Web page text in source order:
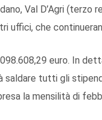
Val D’Agri (terzo
uffici, che
euro. In
saldare tutti gli
la mensilità di